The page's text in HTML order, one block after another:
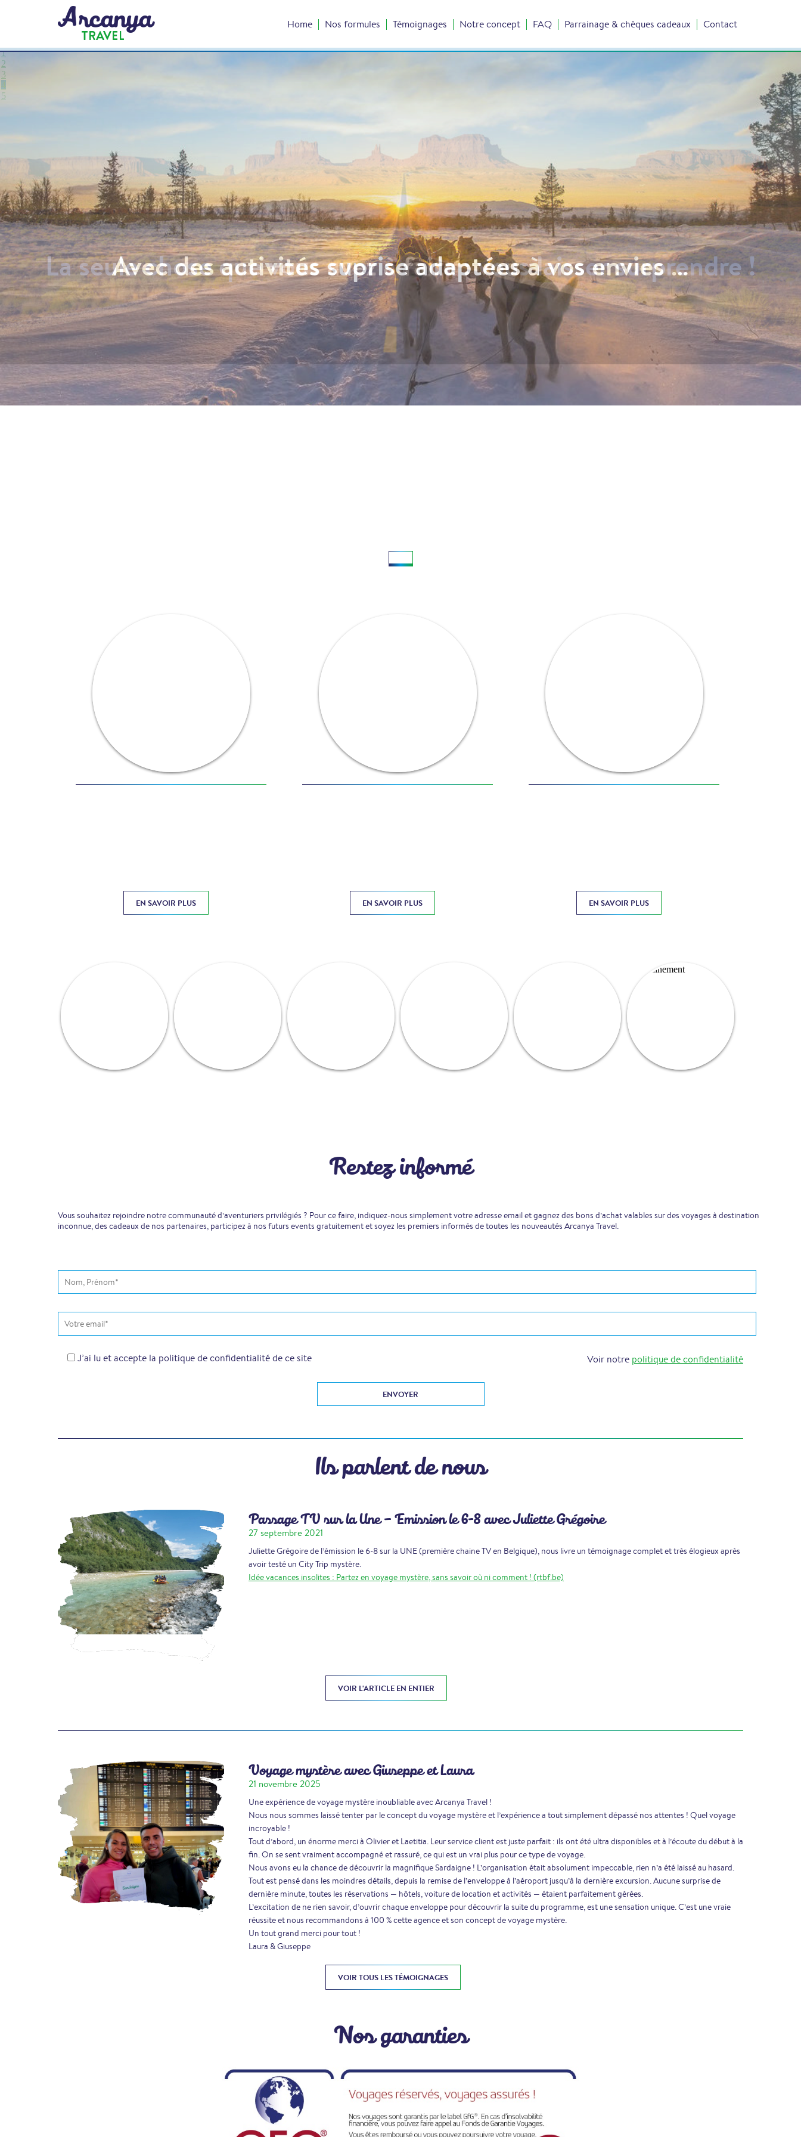
Home Nos formules Témoignages Notre concept FAQ Parrainage & chèques cadeaux Contact
La seule chose que vous avez à faire : vous laisser surprendre !
1
2
3
4
5
EN SAVOIR PLUS EN SAVOIR PLUS EN SAVOIR PLUS
Prochainement
Restez informé
Vous souhaitez rejoindre notre communauté d’aventuriers privilégiés ? Pour ce faire, indiquez-nous simplement votre adresse email et gagnez des bons d’achat valables sur des voyages à destination
inconnue, des cadeaux de nos partenaires, participez à nos futurs events gratuitement et soyez les premiers informés de toutes les nouveautés Arcanya Travel.
J’ai lu et accepte la politique de confidentialité de ce site Voir notre politique de confidentialité
Ils parlent de nous
Passage TV sur la Une – Emission le 6-8 avec Juliette Grégoire
27 septembre 2021
Juliette Grégoire de l’émission le 6-8 sur la UNE (première chaine TV en Belgique), nous livre un témoignage complet et très élogieux après
avoir testé un City Trip mystère.
Idée vacances insolites : Partez en voyage mystère, sans savoir où ni comment ! (rtbf.be)
VOIR L'ARTICLE EN ENTIER
Voyage mystère avec Giuseppe et Laura
21 novembre 2025
Une expérience de voyage mystère inoubliable avec Arcanya Travel !
Nous nous sommes laissé tenter par le concept du voyage mystère et l’expérience a tout simplement dépassé nos attentes ! Quel voyage
incroyable !
Tout d’abord, un énorme merci à Olivier et Laetitia. Leur service client est juste parfait : ils ont été ultra disponibles et à l’écoute du début à la
fin. On se sent vraiment accompagné et rassuré, ce qui est un vrai plus pour ce type de voyage.
Nous avons eu la chance de découvrir la magnifique Sardaigne ! L’organisation était absolument impeccable, rien n’a été laissé au hasard.
Tout est pensé dans les moindres détails, depuis la remise de l’enveloppe à l’aéroport jusqu’à la dernière excursion. Aucune surprise de
dernière minute, toutes les réservations — hôtels, voiture de location et activités — étaient parfaitement gérées.
L’excitation de ne rien savoir, d’ouvrir chaque enveloppe pour découvrir la suite du programme, est une sensation unique. C’est une vraie
réussite et nous recommandons à 100 % cette agence et son concept de voyage mystère.
Un tout grand merci pour tout !
Laura & Giuseppe
VOIR TOUS LES TÉMOIGNAGES
Nos garanties